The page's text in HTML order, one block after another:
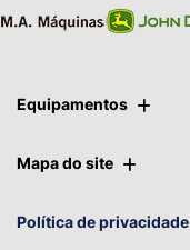
Equipamentos
Mapa do site
Política de privacidade